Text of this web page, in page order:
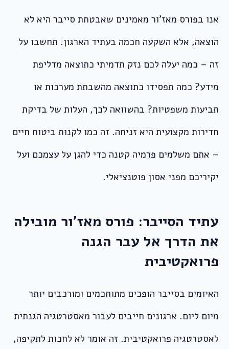
אנו בפורס מאז’ור מאמינים שאבטחת סייבר היא לא
הוצאה, אלא השקעה חכמה בעתיד הארגון. תחשבו על
זה – כמה יעלה לכם נזק תדמיתי כתוצאה מדליפת
מידע? כמה תפסידו כתוצאה מהשבתת מערכות או
תביעות משפטיות? בהשוואה לכך, העלות של בדיקת
חדירות מקצועית היא זניחה. זה כמו לקנות ביטוח חיים
– אתם משלמים פרמיה קטנה כדי להגן על עצמכם ועל
יקיריכם מפני אסון פוטנציאלי.
עתיד הסייבר: פורס מאז’ור מובילה
את הדרך אל עבר הגנה
פרואקטיבית
האיומים בסייבר הופכים מתוחכמים ומורכבים יותר
מיום ליום. ארגונים חייבים לעבור מאסטרטגיה הגנתית
לאסטרטגיה פרואקטיבית. זה אומר לא לחכות לתקיפה,